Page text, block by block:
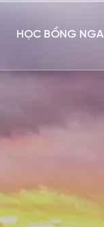
HỌC BỔNG NGA